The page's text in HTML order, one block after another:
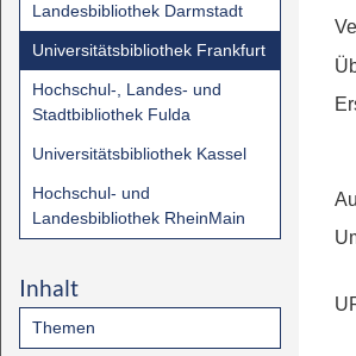
Landesbibliothek Darmstadt
Universitätsbibliothek Frankfurt
Hochschul-, Landes- und
Stadtbibliothek Fulda
Universitätsbibliothek Kassel
Hochschul- und
Landesbibliothek RheinMain
Inhalt
Themen